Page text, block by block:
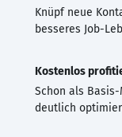
Knüpf neue
besseres Job-
Kostenlos
Schon als
deutlich